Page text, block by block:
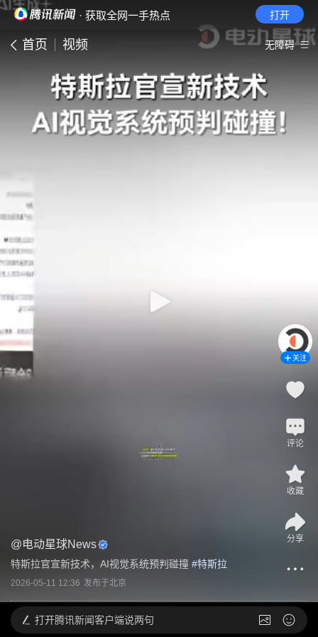
· 获取全网一手热点 打开
首页 视频 无障碍
@电动星球News
特斯拉官宣新技术，AI视觉系统预判碰撞 #特斯拉
2026-05-11 12:36 发布于北京
关注
评论
收藏
分享
打开腾讯新闻客户端说两句